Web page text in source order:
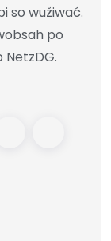
so wužiwać.
po